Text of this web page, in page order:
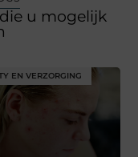
die u mogelijk
EN VERZORGING